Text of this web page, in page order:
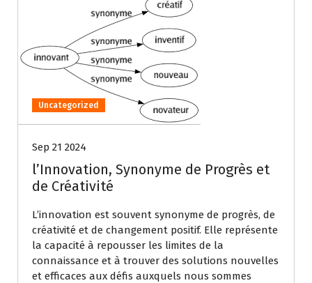
Uncategorized
Sep 21 2024
l’Innovation, Synonyme de Progrès et
de Créativité
L’innovation est souvent synonyme de progrès, de
créativité et de changement positif. Elle représente
la capacité à repousser les limites de la
connaissance et à trouver des solutions nouvelles
et efficaces aux défis auxquels nous sommes